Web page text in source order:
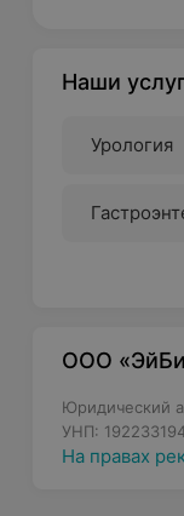
Наши
Урология
ООО
Юридический
УНП:
На правах